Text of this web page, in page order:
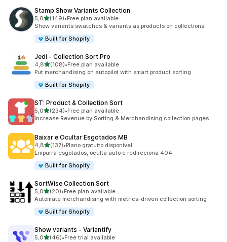
Stamp Show Variants Collection
5,0de 5 estrelas
(149)
149 total de avaliações
•Free plan available
Show variants swatches & variants as products on collections
Built for Shopify
Jedi ‑ Collection Sort Pro
4,8de 5 estrelas
(108)
108 total de avaliações
•Free plan available
Put merchandising on autopilot with smart product sorting
Built for Shopify
ST: Product & Collection Sort
5,0de 5 estrelas
(234)
234 total de avaliações
•Free plan available
Increase Revenue by Sorting & Merchandising collection pages
Baixar e Ocultar Esgotados MB
4,8de 5 estrelas
(137)
137 total de avaliações
•Plano gratuito disponível
Empurra esgotados, oculta auto e redireciona 404
Built for Shopify
SortWise Collection Sort
5,0de 5 estrelas
(20)
20 total de avaliações
•Free plan available
Automate merchandising with metrics-driven collection sorting
Built for Shopify
Show variants ‑ Variantify
5,0de 5 estrelas
(46)
46 total de avaliações
•Free trial available